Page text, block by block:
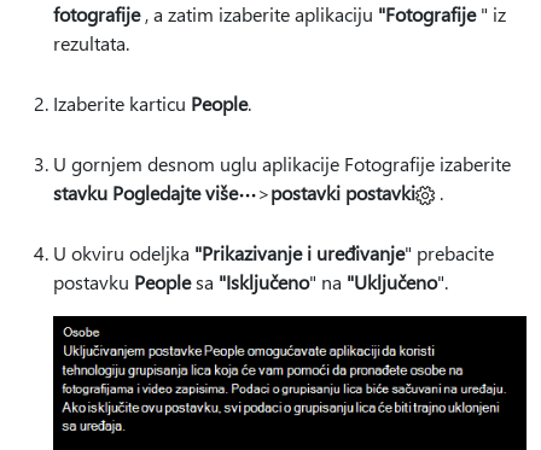
fotografije, a zatim izaberite aplikaciju "Fotografije" iz
rezultata.
Izaberite karticu People.
U gornjem desnom uglu aplikacije Fotografije izaberite
stavku Pogledajte više
>postavki postavki .
U okviru odeljka "Prikazivanje i uređivanje" prebacite
postavku Peoplesa "Isključeno" na "Uključeno".